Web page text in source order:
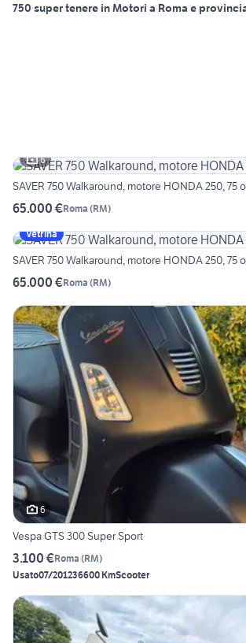
750 super tenere in Motori a Roma e
6
SAVER 750 Walkaround, motore HONDA 250, 75
65.000 €Roma (RM)
Vetrina
SAVER 750 Walkaround, motore HONDA 250, 75
65.000 €Roma (RM)
6
Vespa GTS 300 Super Sport
3.100 €Roma (RM)
Usato07/201236600 KmScooter